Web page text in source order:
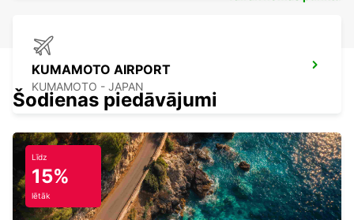
KUMAMOTO AIRPORT
KUMAMOTO - JAPAN
KAGOSHIMA AIRPORT
KIRISHIMA - JAPAN
Šodienas piedāvājumi
Līdz
15%
lētāk